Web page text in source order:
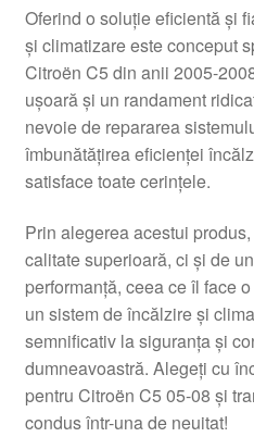
Livrare în toată lumea
Plângere
Plățile
Politică de confidențialitate
Procedura de reclamație
Termeni si conditii
Oferind o soluție eficientă și
și climatizare este conceput
Citroën C5 din anii 2005-
ușoară și un randament
nevoie de repararea
îmbunătățirea eficienței
satisface toate cerințele.
Prin alegerea acestui
calitate superioară, ci și de
performanță, ceea ce îl face
un sistem de încălzire și
semnificativ la siguranța și
dumneavoastră. Alegeți cu
pentru Citroën C5 05-08 și
condus într-una de neuitat!